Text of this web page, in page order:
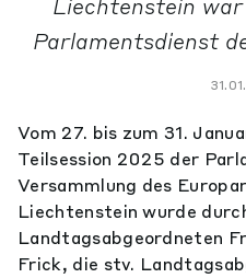
Liechtenstein
Parlamentsdienst
Vom 27. bis zum 31.
Teilsession 2025 der
Versammlung des
Liechtenstein wurde
Landtagsabgeordneten
Frick, die stv.